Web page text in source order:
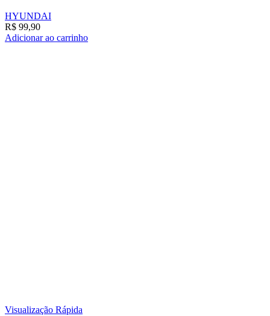
HYUNDAI
R$ 99,90
Adicionar ao carrinho
Visualização Rápida